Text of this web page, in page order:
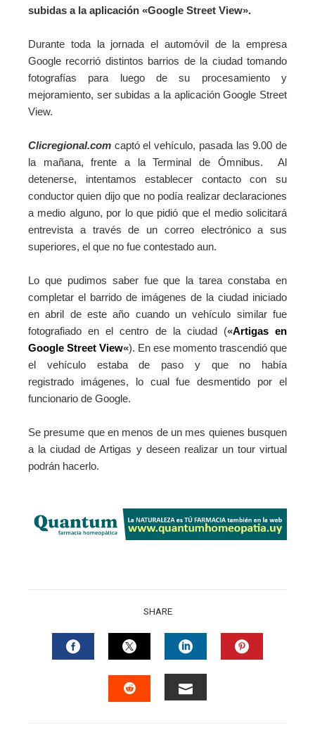
subidas a la aplicación «Google Street View».
Durante toda la jornada el automóvil de la empresa
Google recorrió distintos barrios de la ciudad tomando
fotografías para luego de su procesamiento y
mejoramiento, ser subidas a la aplicación Google Street
View.
Clicregional.com captó el vehículo, pasada las 9.00 de
la mañana, frente a la Terminal de Ómnibus. Al
detenerse, intentamos establecer contacto con su
conductor quien dijo que no podía realizar declaraciones
a medio alguno, por lo que pidió que el medio solicitará
entrevista a través de un correo electrónico a sus
superiores, el que no fue contestado aun.
Lo que pudimos saber fue que la tarea constaba en
completar el barrido de imágenes de la ciudad iniciado
en abril de este año cuando un vehículo similar fue
fotografiado en el centro de la ciudad («Artigas en
Google Street View«). En ese momento trascendió que
el vehículo estaba de paso y que no había
registrado imágenes, lo cual fue desmentido por el
funcionario de Google.
Se presume que en menos de un mes quienes busquen
a la ciudad de Artigas y deseen realizar un tour virtual
podrán hacerlo.
SHARE
FACEBOOKTWITTERLINKEDIN